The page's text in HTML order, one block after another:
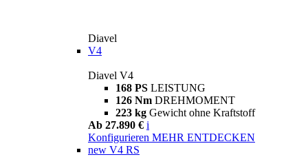
Diavel
V4
Diavel V4
168 PS LEISTUNG
126 Nm DREHMOMENT
223 kg Gewicht ohne Kraftstoff
Ab 27.890 € i
Konfigurieren MEHR ENTDECKEN
new V4 RS